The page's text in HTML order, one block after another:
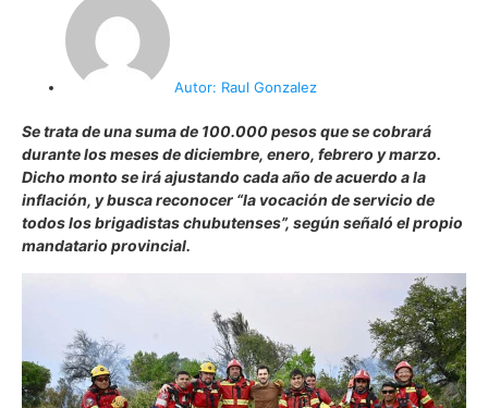
Autor: Raul Gonzalez
Se trata de una suma de 100.000 pesos que se cobrará
durante los meses de diciembre, enero, febrero y marzo.
Dicho monto se irá ajustando cada año de acuerdo a la
inflación, y busca reconocer “la vocación de servicio de
todos los brigadistas chubutenses”, según señaló el propio
mandatario provincial.